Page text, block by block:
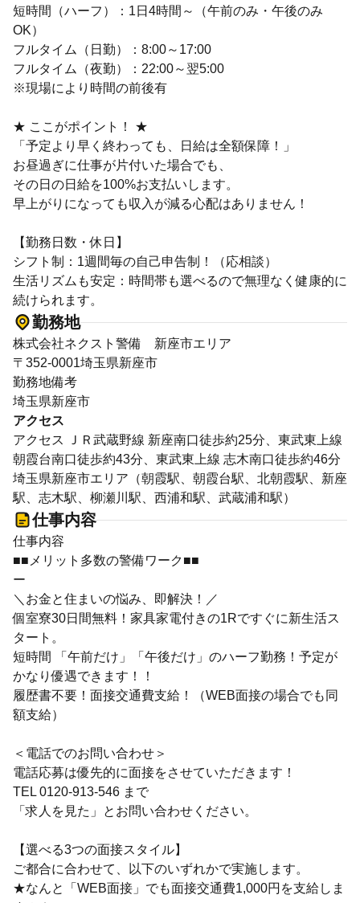
短時間（ハーフ）：1日4時間～（午前のみ・午後のみ
OK）
フルタイム（日勤）：8:00～17:00
フルタイム（夜勤）：22:00～翌5:00
※現場により時間の前後有
★ ここがポイント！ ★
「予定より早く終わっても、日給は全額保障！」
お昼過ぎに仕事が片付いた場合でも、
その日の日給を100%お支払いします。
早上がりになっても収入が減る心配はありません！
【勤務日数・休日】
シフト制：1週間毎の自己申告制！（応相談）
生活リズムも安定：時間帯も選べるので無理なく健康的に
続けられます。
勤務地
株式会社ネクスト警備 新座市エリア
〒352-0001埼玉県新座市
勤務地備考
埼玉県新座市
アクセス
アクセス ＪＲ武蔵野線 新座南口徒歩約25分、東武東上線
朝霞台南口徒歩約43分、東武東上線 志木南口徒歩約46分
埼玉県新座市エリア（朝霞駅、朝霞台駅、北朝霞駅、新座
駅、志木駅、柳瀬川駅、西浦和駅、武蔵浦和駅）
仕事内容
仕事内容
■■メリット多数の警備ワーク■■
ー
＼お金と住まいの悩み、即解決！／
個室寮30日間無料！家具家電付きの1Rですぐに新生活ス
タート。
短時間 「午前だけ」「午後だけ」のハーフ勤務！予定が
かなり優遇できます！！
履歴書不要！面接交通費支給！（WEB面接の場合でも同
額支給）
＜電話でのお問い合わせ＞
電話応募は優先的に面接をさせていただきます！
TEL 0120-913-546 まで
「求人を見た」とお問い合わせください。
【選べる3つの面接スタイル】
ご都合に合わせて、以下のいずれかで実施します。
★なんと「WEB面接」でも面接交通費1,000円を支給しま